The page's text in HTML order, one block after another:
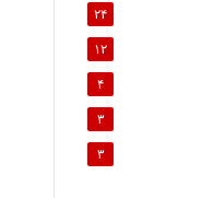
۲۴
۱۲
۴
۳
۳